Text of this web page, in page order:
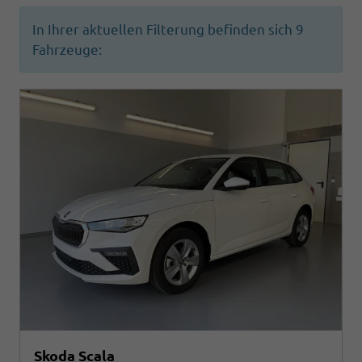
In Ihrer aktuellen Filterung befinden sich 9
Fahrzeuge:
Skoda Scala